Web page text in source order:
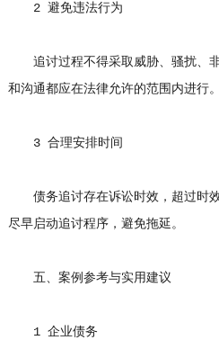
2 避免违法行为
追讨过程不得采取威胁、骚扰、
和沟通都应在法律允许的范围内进行。
3 合理安排时间
债务追讨存在诉讼时效，超过时
尽早启动追讨程序，避免拖延。
五、案例参考与实用建议
1 企业债务